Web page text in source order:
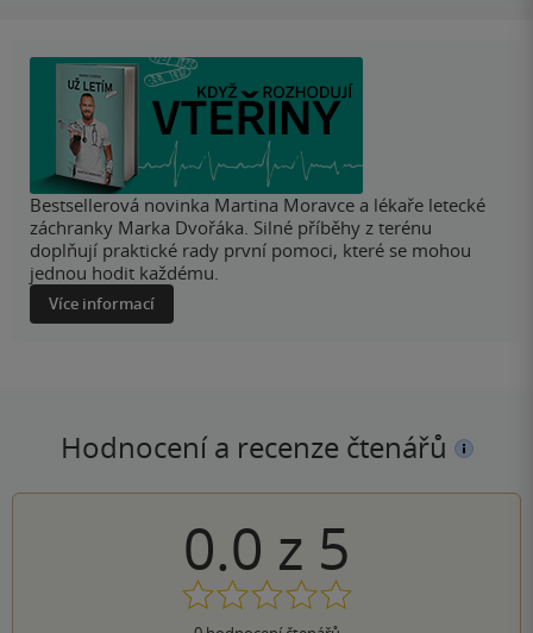
Bestsellerová novinka Martina Moravce a lékaře letecké
záchranky Marka Dvořáka. Silné příběhy z terénu
doplňují praktické rady první pomoci, které se mohou
jednou hodit každému.
Více informací
Hodnocení a recenze čtenářů
0.0 z 5